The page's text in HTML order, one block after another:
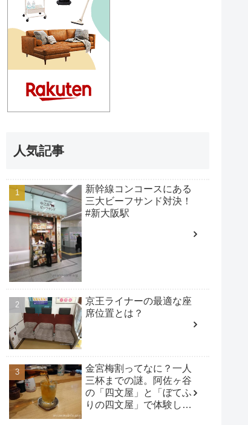
人気記事
新幹線コンコースにある
三大ビーフサンド対決！
#新大阪駅
京王ライナーの最適な座
席位置とは？
金宮梅割ってなに？一人
三杯までの謎。阿佐ヶ谷
の「四文屋」と「ぼてふ
りの四文屋」で体験して